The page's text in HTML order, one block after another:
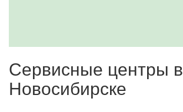
Сервисные центры в
Новосибирске